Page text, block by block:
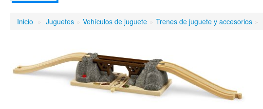
Inicio » Juguetes » Vehículos de juguete » Trenes de juguete y accesorios »